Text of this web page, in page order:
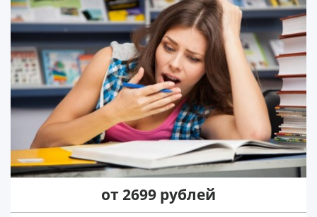
от 2699 рублей